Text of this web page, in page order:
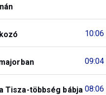
10:06
09:04
08:06
Tisza-többség bábja